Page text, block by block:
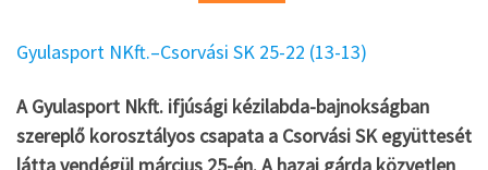
Gyulasport NKft.–Csorvási SK 25-22 (13-13)
A Gyulasport Nkft. ifjúsági kézilabda-bajnokságban
szereplő korosztályos csapata a Csorvási SK együttesét
látta vendégül március 25-én. A hazai gárda közvetlen